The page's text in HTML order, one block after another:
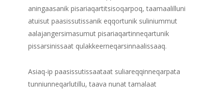
aningaasanik pisariaqartitsisoqarpoq, taamaalilluni
atuisut paasissutissanik eqqortunik suliniummut
aalajangersimasumut pisariaqartinneqartunik
pissarsinissaat qulakkeerneqarsinnaalissaaq.
Asiaq-ip paasissutissaataat suliareqqinneqarpata
tunniunneqarlutillu, taava nunat tamalaat